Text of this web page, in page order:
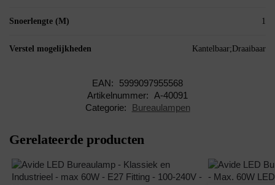
Snoerlengte (M) 1
Verstel mogelijkheden Kantelbaar;Draaibaar
EAN:
5999097955568
Artikelnummer: A-40091
Categorie:
Bureaulampen
Gerelateerde producten